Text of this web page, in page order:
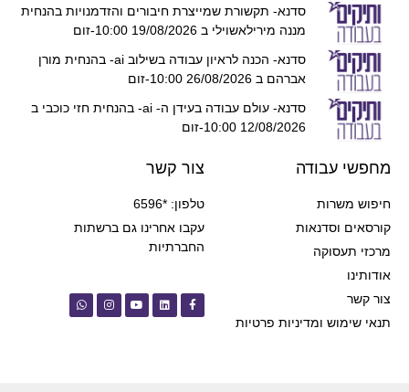
סדנא- תקשורת שמייצרת חיבורים והזדמנויות בהנחית
מננה מירילאשוילי ב 19/08/2026 10:00-זום
סדנא- הכנה לראיון עבודה בשילוב ai- בהנחית מורן
אברהם ב 26/08/2026 10:00-זום
סדנא- עולם עבודה בעידן ה- ai- בהנחית חזי כוכבי ב
12/08/2026 10:00-זום
מחפשי עבודה
חיפוש משרות
קורסאים וסדנאות
מרכזי תעסוקה
אודותינו
צור קשר
תנאי שימוש ומדיניות פרטיות
צור קשר
טלפון: *6596
עקבו אחרינו גם ברשתות
החברתיות